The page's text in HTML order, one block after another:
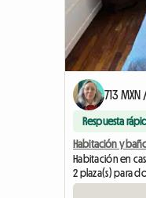
713
Respuesta
Habitación y
Habitación en
2 plaza(s) para